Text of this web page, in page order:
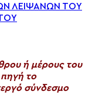
ή μέρους του
το
σύνδεσμο